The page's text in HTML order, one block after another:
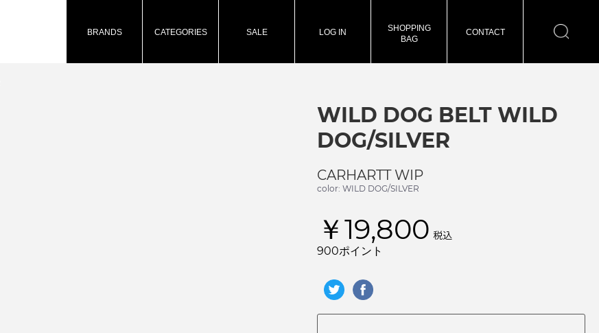
BRANDS CATEGORIES SALE LOG IN
SHOPPING
BAG
CONTACT
WILD DOG BELT WILD
DOG/SILVER
CARHARTT WIP
color: WILD DOG/SILVER
￥19,800 税込
900ポイント